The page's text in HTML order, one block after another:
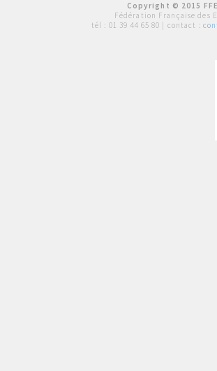
Copyright © 2015
Fédération Française des
tél : 01 39 44 65 80 | contact :